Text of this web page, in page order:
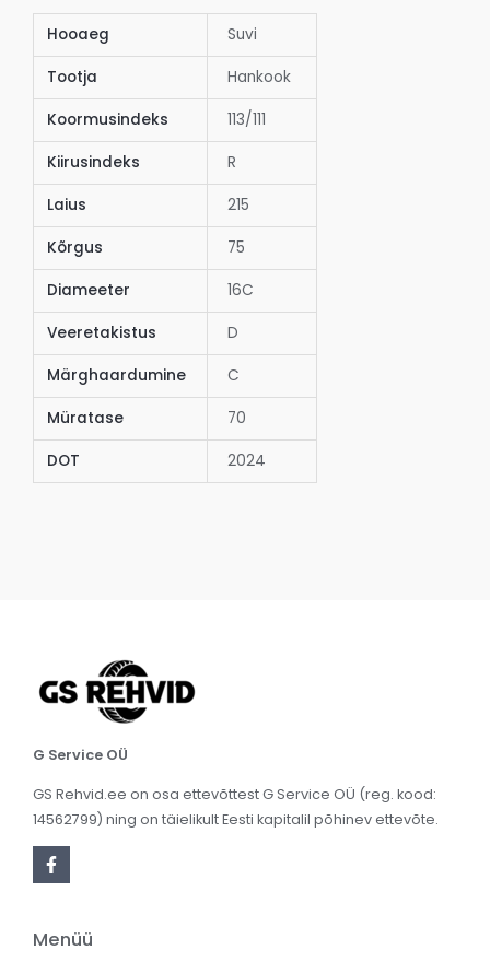
Hooaeg Suvi
Tootja Hankook
Koormusindeks 113/111
Kiirusindeks R
Laius 215
Kõrgus 75
Diameeter 16C
Veeretakistus D
Märghaardumine C
Müratase 70
DOT 2024
G Service OÜ
GS Rehvid.ee on osa ettevõttest G Service OÜ (reg. kood:
14562799) ning on täielikult Eesti kapitalil põhinev ettevõte.
Menüü